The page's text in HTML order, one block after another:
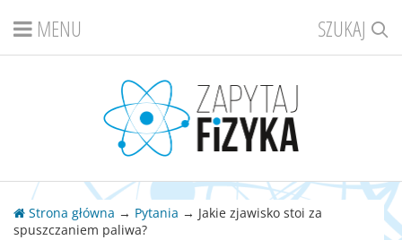
SZUKAJ
MENU
Strona główna → Pytania → Jakie zjawisko stoi za
spuszczaniem paliwa?